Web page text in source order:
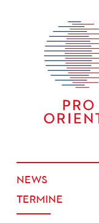
NEWS
TERMINE